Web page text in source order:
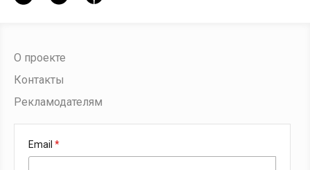
О проекте
Контакты
Рекламодателям
Email